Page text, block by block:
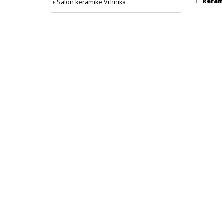
Salon keramike Vrhnika